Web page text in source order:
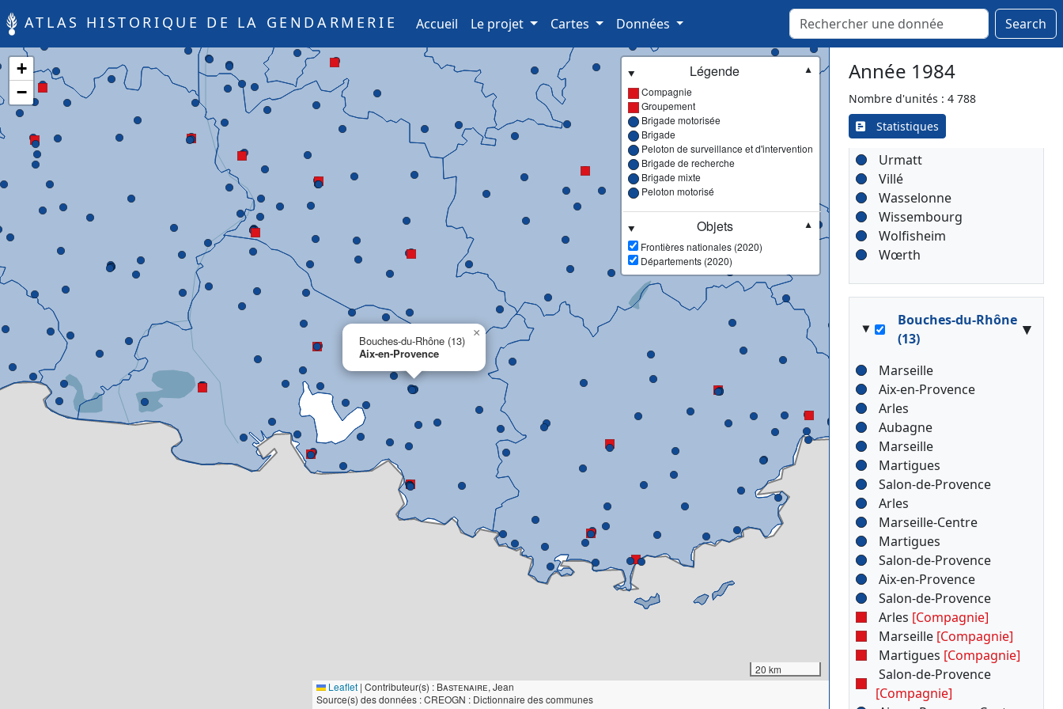
ATLAS HISTORIQUE DE LA GENDARMERIE Accueil (current)
Le projet Cartes Données Search
Bouches-du-Rhône (13)
Aix-en-Provence
×
+
−
Légende
▼
Compagnie
Groupement
Brigade motorisée
Brigade
Peloton de surveillance et d'intervention
Brigade de recherche
Brigade mixte
Peloton motorisé
Objets
▼
Frontières nationales (2020)
Départements (2020)
20 km
Leaflet | Contributeur(s) : Bastenaire, Jean
Source(s) des données : CREOGN : Dictionnaire des communes
Année 1984
Nombre d'unités : 4 788
Statistiques
Soultz-sous-Forêts
Strasbourg-
Koenigshoffen
Strasbourg-La-Robertsau
Strasbourg-Neudorf
Strasbourg-Ville
Sundhouse
Truchtersheim
Urmatt
Villé
Wasselonne
Wissembourg
Wolfisheim
Wœrth
Bouches-du-Rhône
(13)
▾
Marseille
Aix-en-Provence
Arles
Aubagne
Marseille
Martigues
Salon-de-Provence
Arles
Marseille-Centre
Martigues
Salon-de-Provence
Aix-en-Provence
Salon-de-Provence
Arles [Compagnie]
Marseille [Compagnie]
Martigues [Compagnie]
Salon-de-Provence
[Compagnie]